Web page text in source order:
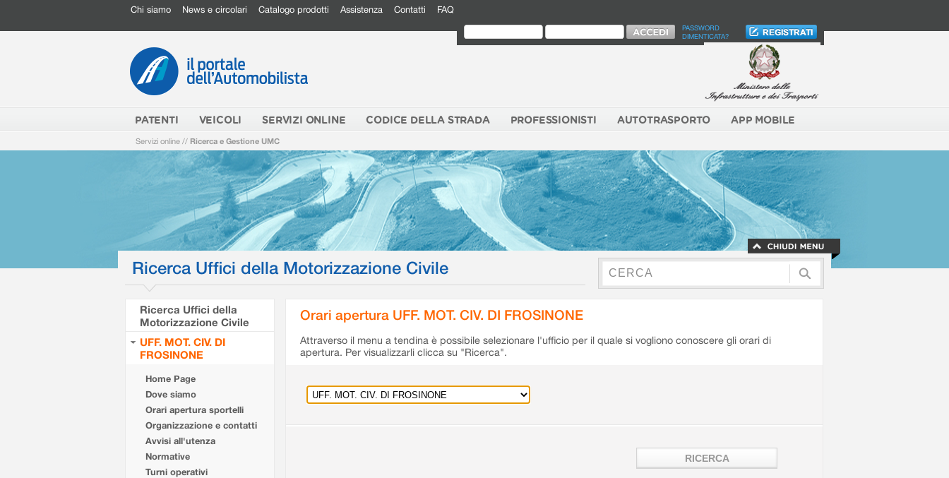
Chi siamo News e circolari Catalogo prodotti Assistenza Contatti FAQ
PASSWORD
DIMENTICATA?
PATENTI VEICOLI SERVIZI ONLINE CODICE DELLA STRADA PROFESSIONISTI AUTOTRASPORTO APP MOBILE
Servizi online // Ricerca e Gestione UMC
Ricerca Uffici della Motorizzazione Civile
Ricerca Uffici della
Motorizzazione Civile
UFF. MOT. CIV. DI
FROSINONE
Home Page
Dove siamo
Orari apertura sportelli
Organizzazione e contatti
Avvisi all'utenza
Normative
Turni operativi
Orari apertura UFF. MOT. CIV. DI FROSINONE
Attraverso il menu a tendina è possibile selezionare l'ufficio per il quale si vogliono conoscere gli orari di
apertura. Per visualizzarli clicca su "Ricerca".